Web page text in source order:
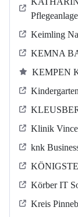
Keimling
KEMNA
KEMPEN
Klinik
knk
Körber IT
Kreis